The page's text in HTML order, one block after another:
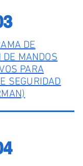
DE
DE MANDOS
PARA
SEGURIDAD